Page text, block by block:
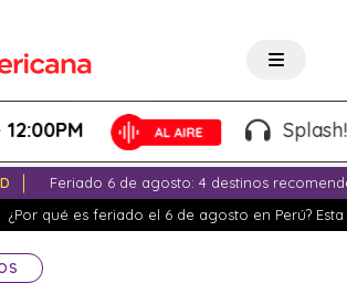
Splash! -
Feriado 6 de agosto: 4 destinos
¿Por qué es feriado el 6 de agosto en Perú?